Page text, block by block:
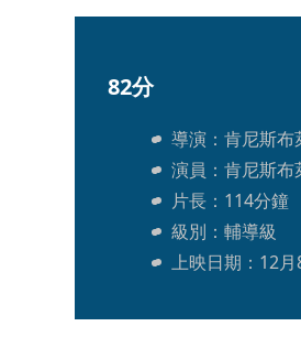
82分
導演：肯尼斯布
演員：肯尼斯
片長：114分鐘
級別：輔導級
上映日期：12月